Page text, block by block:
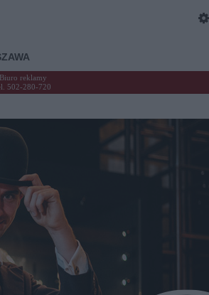
Biuro reklamy
502-280-720